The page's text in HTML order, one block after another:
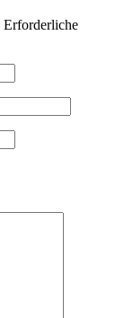
Erforderliche